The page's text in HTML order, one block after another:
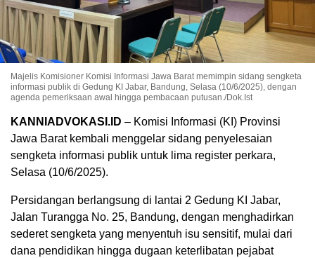
Majelis Komisioner Komisi Informasi Jawa Barat memimpin sidang sengketa
informasi publik di Gedung KI Jabar, Bandung, Selasa (10/6/2025), dengan
agenda pemeriksaan awal hingga pembacaan putusan./Dok.Ist
KANNIADVOKASI.ID – Komisi Informasi (KI) Provinsi
Jawa Barat kembali menggelar sidang penyelesaian
sengketa informasi publik untuk lima register perkara,
Selasa (10/6/2025).
Persidangan berlangsung di lantai 2 Gedung KI Jabar,
Jalan Turangga No. 25, Bandung, dengan menghadirkan
sederet sengketa yang menyentuh isu sensitif, mulai dari
dana pendidikan hingga dugaan keterlibatan pejabat